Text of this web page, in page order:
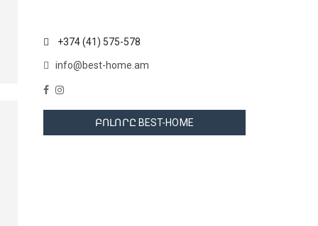
+374 (41) 575-578
info@best-home.am
ԲՈԼՈՐԸ BEST-HOME